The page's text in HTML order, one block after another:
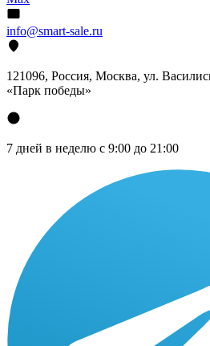
info@smart-sale.ru
121096, Россия, Москва, ул.
«Парк победы»
7 дней в неделю с 9:00 до 21:00